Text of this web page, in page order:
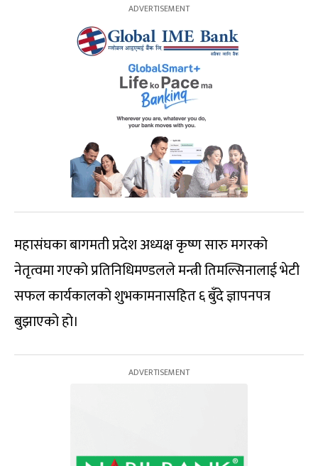
महासंघका बागमती प्रदेश अध्यक्ष कृष्ण सारु मगरको
नेतृत्वमा गएको प्रतिनिधिमण्डलले मन्त्री तिमल्सिनालाई भेटी
सफल कार्यकालको शुभकामनासहित ६ बुँदे ज्ञापनपत्र
बुझाएको हो।